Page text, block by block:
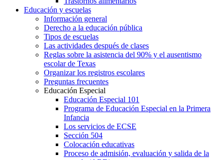
Educación y escuelas
Información general
Derecho a la educación pública
Tipos de escuelas
Las actividades después de clases
Reglas sobre la asistencia del 90% y el ausentismo
escolar de Texas
Organizar los registros escolares
Preguntas frecuentes
Educación Especial
Educación Especial 101
Programa de Educación Especial en la Primera
Infancia
Los servicios de ECSE
Sección 504
Colocación educativas
Proceso de admisión, evaluación y salida de la